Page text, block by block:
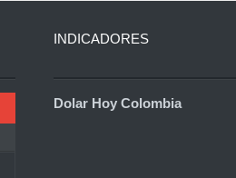
INDICADORES
Dolar Hoy Colombia